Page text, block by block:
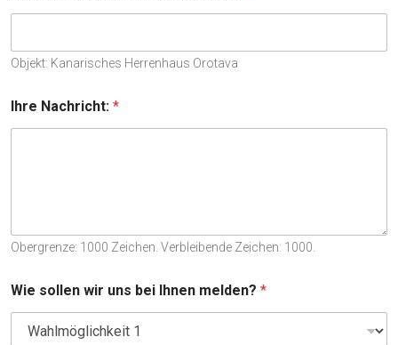
Objekt: Kanarisches Herrenhaus Orotava
Ihre Nachricht:*
Obergrenze: 1000 Zeichen. Verbleibende Zeichen: 1000.
Wie sollen wir uns bei Ihnen melden?*